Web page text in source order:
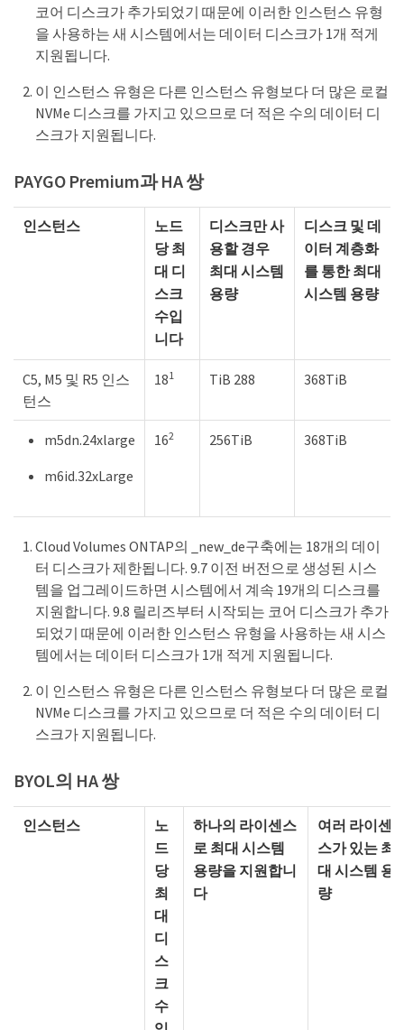
코어 디스크가 추가되었기 때문에 이러한 인스턴스 유형
을 사용하는 새 시스템에서는 데이터 디스크가 1개 적게
지원됩니다.
이 인스턴스 유형은 다른 인스턴스 유형보다 더 많은 로컬
NVMe 디스크를 가지고 있으므로 더 적은 수의 데이터 디
스크가 지원됩니다.
PAYGO Premium과 HA 쌍
인스턴스
노드
당 최
대 디
스크
수입
니다
디스크만 사
용할 경우
최대 시스템
용량
디스크 및 데
이터 계층화
를 통한 최대
시스템 용량
C5, M5 및 R5 인스
턴스
181 TiB 288 368TiB
m5dn.24xlarge
m6id.32xLarge
162 256TiB 368TiB
Cloud Volumes ONTAP의 _new_de구축에는 18개의 데이
터 디스크가 제한됩니다. 9.7 이전 버전으로 생성된 시스
템을 업그레이드하면 시스템에서 계속 19개의 디스크를
지원합니다. 9.8 릴리즈부터 시작되는 코어 디스크가 추가
되었기 때문에 이러한 인스턴스 유형을 사용하는 새 시스
템에서는 데이터 디스크가 1개 적게 지원됩니다.
이 인스턴스 유형은 다른 인스턴스 유형보다 더 많은 로컬
NVMe 디스크를 가지고 있으므로 더 적은 수의 데이터 디
스크가 지원됩니다.
BYOL의 HA 쌍
인스턴스
노
드
당
최
대
디
스
크
수
하나의 라이센스
로 최대 시스템
용량을 지원합니
다
여러 라이센
스가 있는 최
대 시스템 용
량